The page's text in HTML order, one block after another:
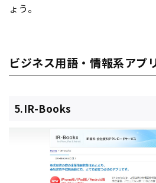
ょう。
ビジネス用語・情報系アプ
5.IR-Books